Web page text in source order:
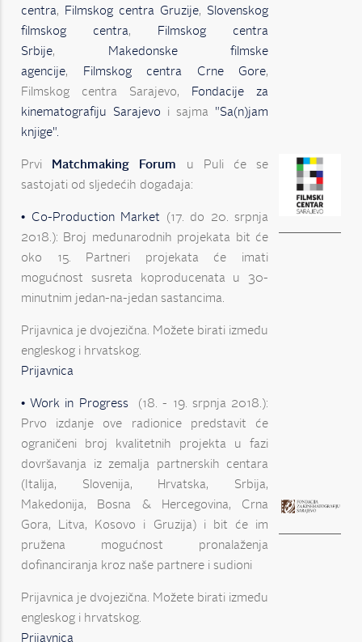
centra, Filmskog centra Gruzije, Slovenskog
filmskog centra, Filmskog centra
Srbije, Makedonske filmske
agencije, Filmskog centra Crne Gore,
Filmskog centra Sarajevo, Fondacije za
kinematografiju Sarajevo i sajma "Sa(n)jam
knjige".
Prvi Matchmaking Forum u Puli će se
sastojati od sljedećih događaja:
• Co-Production Market (17. do 20. srpnja
2018.): Broj međunarodnih projekata bit će
oko 15. Partneri projekata će imati
mogućnost susreta koproducenata u 30-
minutnim jedan-na-jedan sastancima.
Prijavnica je dvojezična. Možete birati između
engleskog i hrvatskog.
Prijavnica
• Work in Progress
(18. - 19. srpnja 2018.):
Prvo izdanje ove radionice predstavit će
ograničeni broj kvalitetnih projekta u fazi
dovršavanja iz zemalja partnerskih centara
(Italija, Slovenija, Hrvatska, Srbija,
Makedonija, Bosna & Hercegovina, Crna
Gora, Litva, Kosovo i Gruzija) i bit će im
pružena mogućnost pronalaženja
dofinanciranja kroz naše partnere i sudioni
Prijavnica je dvojezična. Možete birati između
engleskog i hrvatskog.
Prijavnica